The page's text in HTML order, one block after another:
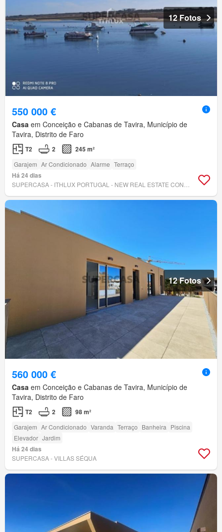
12 Fotos
550 000 €
Casa em Conceição e Cabanas de Tavira, Município de
Tavira, Distrito de Faro
T2 2 245 m²
Garajem Ar Condicionado Alarme Terraço
Há 24 dias
12 Fotos
560 000 €
Casa em Conceição e Cabanas de Tavira, Município de
Tavira, Distrito de Faro
T2 2 98 m²
Garajem Ar Condicionado Varanda Terraço Banheira Piscina
Elevador Jardim
Há 24 dias
SUPERCASA - VILLAS SÉQUA